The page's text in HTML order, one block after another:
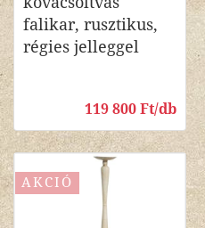
falikar, rusztikus,
régies jelleggel
119 800 Ft/db
AKCIÓ